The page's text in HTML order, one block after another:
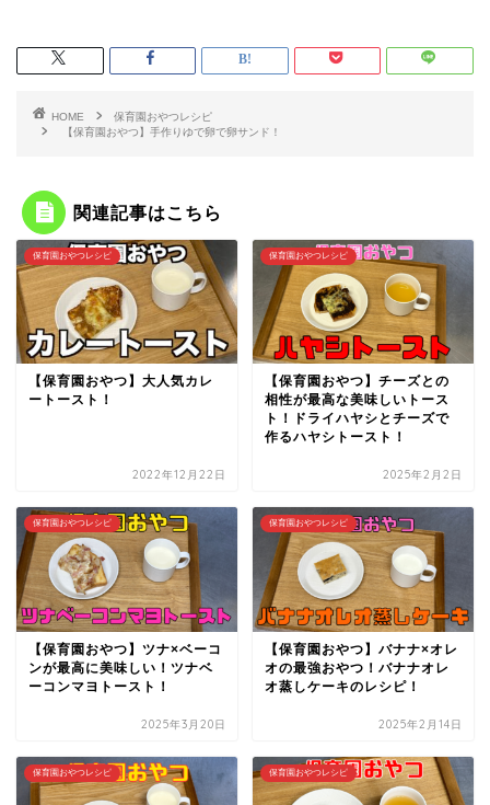
HOME
保育園おやつレシピ
【保育園おやつ】手作りゆで卵で卵サンド！
関連記事はこちら
保育園おやつレシピ
【保育園おやつ】大人気カレ
ートースト！
2022年12月22日
保育園おやつレシピ
【保育園おやつ】チーズとの
相性が最高な美味しいトース
ト！ドライハヤシとチーズで
作るハヤシトースト！
2025年2月2日
保育園おやつレシピ
【保育園おやつ】ツナ×ベーコ
ンが最高に美味しい！ツナベ
ーコンマヨトースト！
2025年3月20日
保育園おやつレシピ
【保育園おやつ】バナナ×オレ
オの最強おやつ！バナナオレ
オ蒸しケーキのレシピ！
2025年2月14日
保育園おやつレシピ 保育園おやつレシピ